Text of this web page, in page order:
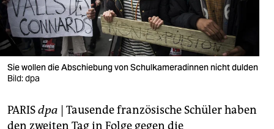
wahrheit
verlag
verlag
shop
Sie wollen die Abschiebung von Schulkameradinnen nicht dulden
Bild: dpa
PARISdpa | Tausende französische Schüler haben
den zweiten Tag in Folge gegen die